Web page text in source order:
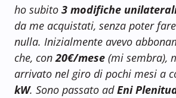
ho subito 3 modifiche
da me acquistati, senza poter fare
nulla. Inizialmente avevo
che, con20€/mese (mi sembra),
arrivato nel giro di pochi mesi a
kW. Sono passato adEni